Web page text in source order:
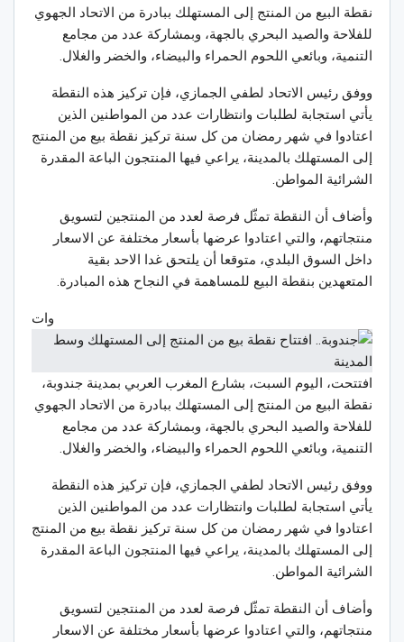
نقطة البيع من المنتج إلى المستهلك ببادرة من الاتحاد الجهوي
للفلاحة والصيد البحري بالجهة، وبمشاركة عدد من مجامع
التنمية، وبائعي اللحوم الحمراء والبيضاء، والخضر والغلال.
ووفق رئيس الاتحاد لطفي الجمازي، فإن تركيز هذه النقطة
يأتي استجابة لطلبات وانتظارات عدد من المواطنين الذين
اعتادوا في شهر رمضان من كل سنة تركيز نقطة بيع من المنتج
إلى المستهلك بالمدينة، يراعي فيها المنتجون الباعة المقدرة
الشرائية المواطن.
وأضاف أن النقطة تمثّل فرصة لعدد من المنتجين لتسويق
منتجاتهم، والتي اعتادوا عرضها بأسعار مختلفة عن الاسعار
داخل السوق البلدي، متوقعا أن يلتحق غدا الاحد بقية
المتعهدين بنقطة البيع للمساهمة في النجاح هذه المبادرة.
وات
افتتحت، اليوم السبت، بشارع المغرب العربي بمدينة جندوبة،
نقطة البيع من المنتج إلى المستهلك ببادرة من الاتحاد الجهوي
للفلاحة والصيد البحري بالجهة، وبمشاركة عدد من مجامع
التنمية، وبائعي اللحوم الحمراء والبيضاء، والخضر والغلال.
ووفق رئيس الاتحاد لطفي الجمازي، فإن تركيز هذه النقطة
يأتي استجابة لطلبات وانتظارات عدد من المواطنين الذين
اعتادوا في شهر رمضان من كل سنة تركيز نقطة بيع من المنتج
إلى المستهلك بالمدينة، يراعي فيها المنتجون الباعة المقدرة
الشرائية المواطن.
وأضاف أن النقطة تمثّل فرصة لعدد من المنتجين لتسويق
منتجاتهم، والتي اعتادوا عرضها بأسعار مختلفة عن الاسعار